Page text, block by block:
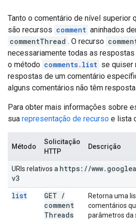
Tanto o comentário de nível superior
são recursos comment aninhados
commentThread . O recurso
necessariamente todas as respostas
o método comments.list se quiser
respostas de um comentário
alguns comentários não têm
Para obter mais informações sobre
sua representação de recurso e lista
Método
Solicitação
HTTP
Descrição
URIs relativos a https: //www.
v3
list
GET /
comment
Threads
Retorna uma
comentários
parâmetros da